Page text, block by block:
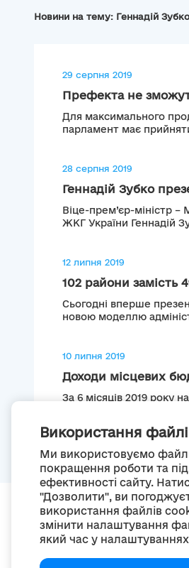
Використання
Ми використовуємо
покращення роботи та
ефективності сайту.
"Дозволити", ви
використання файлів
змінити налаштування
який час у
Новини на тему: Геннадій Зубко
29 серпня 2019
Префекта не
Для максимального
парламент має
28 серпня 2019
Геннадій Зубко
Віце-прем’єр-міністр –
ЖКГ України Геннадій
12 липня 2019
102 райони замість
Сьогодні вперше
новою моделлю
10 липня 2019
Доходи місцевих
За 6 місяців 2019 року